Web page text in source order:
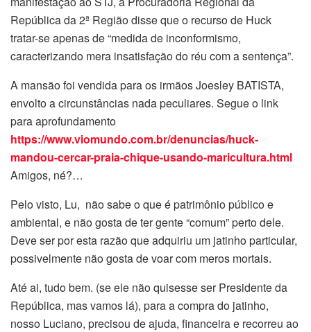
República da 2ª Região disse que o recurso de Huck
tratar-se apenas de “medida de inconformismo,
caracterizando mera insatisfação do réu com a sentença”.
A mansão foi vendida para os irmãos Joesley BATISTA,
envolto a circunstâncias nada peculiares. Segue o link
para aprofundamento
https://www.viomundo.com.br/denuncias/huck-
mandou-cercar-praia-chique-usando-maricultura.html
Amigos, né?…
Pelo visto, Lu, não sabe o que é patrimônio público e
ambiental, e não gosta de ter gente “comum” perto dele.
Deve ser por esta razão que adquiriu um jatinho particular,
possivelmente não gosta de voar com meros mortais.
Até ai, tudo bem. (se ele não quisesse ser Presidente da
República, mas vamos lá), para a compra do jatinho,
nosso Luciano, precisou de ajuda, financeira e recorreu ao